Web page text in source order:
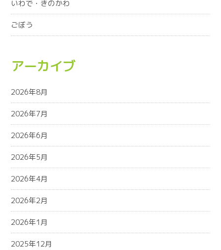
いわで・きのかわ
ごぼう
アーカイブ
2026年8月
2026年7月
2026年6月
2026年5月
2026年4月
2026年2月
2026年1月
2025年12月